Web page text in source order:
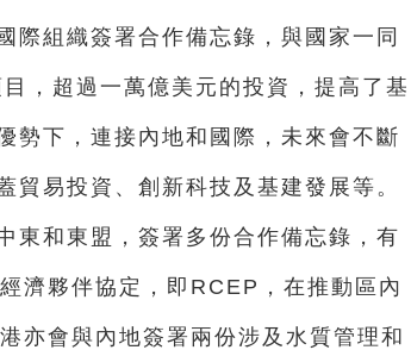
際組織簽署合作備忘錄，與國家一同
，超過一萬億美元的投資，提高了基
勢下，連接內地和國際，未來會不斷
貿易投資、創新科技及基建發展等。
東和東盟，簽署多份合作備忘錄，有
濟夥伴協定，即RCEP，在推動區內
亦會與內地簽署兩份涉及水質管理和